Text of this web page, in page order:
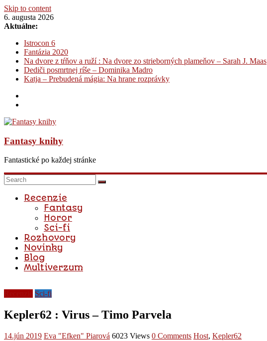
Skip to content
6. augusta 2026
Aktuálne:
Istrocon 6
Fantázia 2020
Na dvore z tŕňov a ruží : Na dvore zo strieborných plameňov – Sarah J. Maas
Dediči posmrtnej ríše – Dominika Madro
Katja – Prebudená mágia: Na hrane rozprávky
Fantasy knihy
Fantastické po každej stránke
Recenzie
Fantasy
Horor
Sci-fi
Rozhovory
Novinky
Blog
Multiverzum
Sci-fi
Kepler62 : Virus – Timo Parvela
14.jún 2019 Eva "Efken" Piarová 6023 Views 0 Comments Host, Kepler62